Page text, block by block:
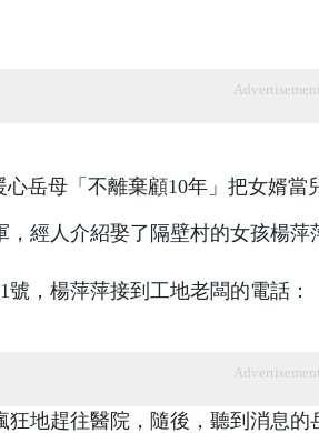
經人介紹娶了隔壁村的女孩楊萍
號，楊萍萍接到工地老闆的電話
狂地趕往醫院，隨後，聽到消息